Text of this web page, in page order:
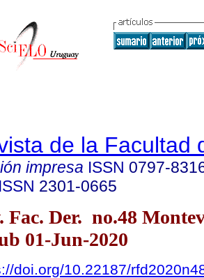
de la Facultad
impresa ISSN 0797-
ISSN 2301-0665
Fac. Der. no.48
01-Jun-2020
doi.org/10.22187/